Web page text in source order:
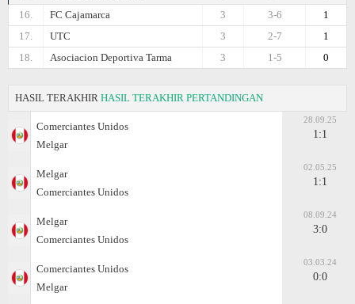
16.
FC Cajamarca 1
3-6
3
17.
UTC 1
2-7
3
18.
Asociacion Deportiva Tarma 0
1-5
3
HASIL TERAKHIR HASIL TERAKHIR PERTANDINGAN
Comerciantes Unidos
Melgar
28.09.25
1:1
Melgar
Comerciantes Unidos
02.05.25
1:1
Melgar
Comerciantes Unidos
08.09.24
3:0
Comerciantes Unidos
Melgar
03.03.24
0:0